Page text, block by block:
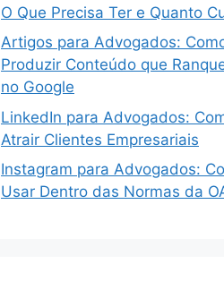
O Que Precisa Ter e Quanto
Artigos para Advogados:
Produzir Conteúdo que
no Google
LinkedIn para Advogados:
Atrair Clientes Empresariais
Instagram para Advogados:
Usar Dentro das Normas da